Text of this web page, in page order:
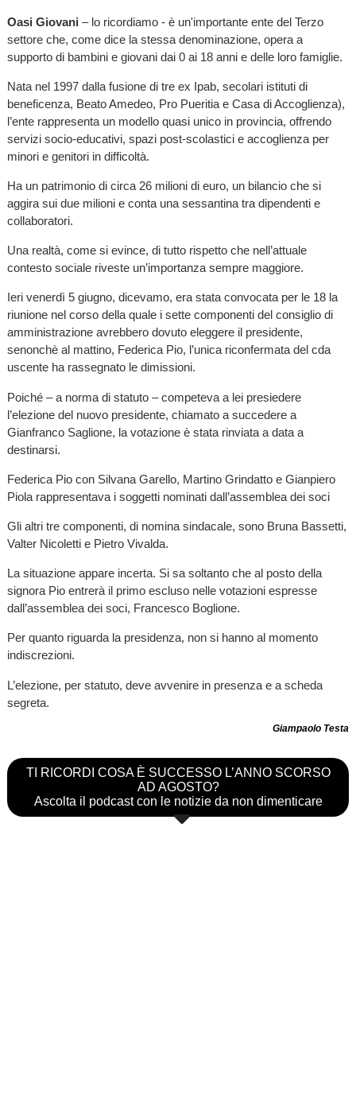
Oasi Giovani – lo ricordiamo - è un'importante ente del Terzo
settore che, come dice la stessa denominazione, opera a
supporto di bambini e giovani dai 0 ai 18 anni e delle loro famiglie.
Nata nel 1997 dalla fusione di tre ex Ipab, secolari istituti di
beneficenza, Beato Amedeo, Pro Pueritia e Casa di Accoglienza),
l’ente rappresenta un modello quasi unico in provincia, offrendo
servizi socio-educativi, spazi post-scolastici e accoglienza per
minori e genitori in difficoltà.
Ha un patrimonio di circa 26 milioni di euro, un bilancio che si
aggira sui due milioni e conta una sessantina tra dipendenti e
collaboratori.
Una realtà, come si evince, di tutto rispetto che nell’attuale
contesto sociale riveste un’importanza sempre maggiore.
Ieri venerdì 5 giugno, dicevamo, era stata convocata per le 18 la
riunione nel corso della quale i sette componenti del consiglio di
amministrazione avrebbero dovuto eleggere il presidente,
senonchè al mattino, Federica Pio, l’unica riconfermata del cda
uscente ha rassegnato le dimissioni.
Poiché – a norma di statuto – competeva a lei presiedere
l’elezione del nuovo presidente, chiamato a succedere a
Gianfranco Saglione, la votazione è stata rinviata a data a
destinarsi.
Federica Pio con Silvana Garello, Martino Grindatto e Gianpiero
Piola rappresentava i soggetti nominati dall’assemblea dei soci
Gli altri tre componenti, di nomina sindacale, sono Bruna Bassetti,
Valter Nicoletti e Pietro Vivalda.
La situazione appare incerta. Si sa soltanto che al posto della
signora Pio entrerà il primo escluso nelle votazioni espresse
dall’assemblea dei soci, Francesco Boglione.
Per quanto riguarda la presidenza, non si hanno al momento
indiscrezioni.
L’elezione, per statuto, deve avvenire in presenza e a scheda
segreta.
Giampaolo Testa
TI RICORDI COSA È SUCCESSO L’ANNO SCORSO
AD AGOSTO?
Ascolta il podcast con le notizie da non dimenticare